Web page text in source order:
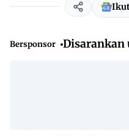
Bersponsor Disarankan